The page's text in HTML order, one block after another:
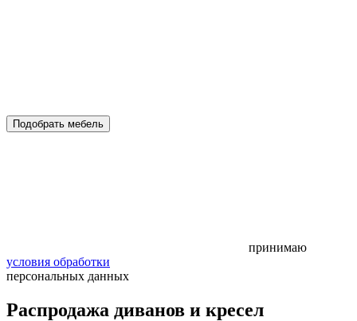
Подобрать мебель
принимаю
условия обработки
персональных данных
Распродажа диванов и кресел